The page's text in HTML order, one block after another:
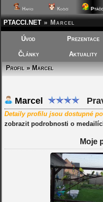
Hafíci Kočičí
PTACCI.NET » Marcel
Úvod Prezentace
Články Aktuality
Profil » Marcel
Marcel
Detaily profilu jsou dostupné
zobrazit podrobnosti o
Moje